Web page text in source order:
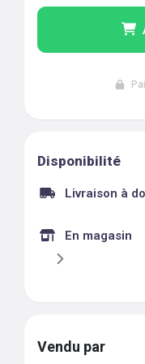
Disponibilité
Livraison à
En magasin
Vendu par